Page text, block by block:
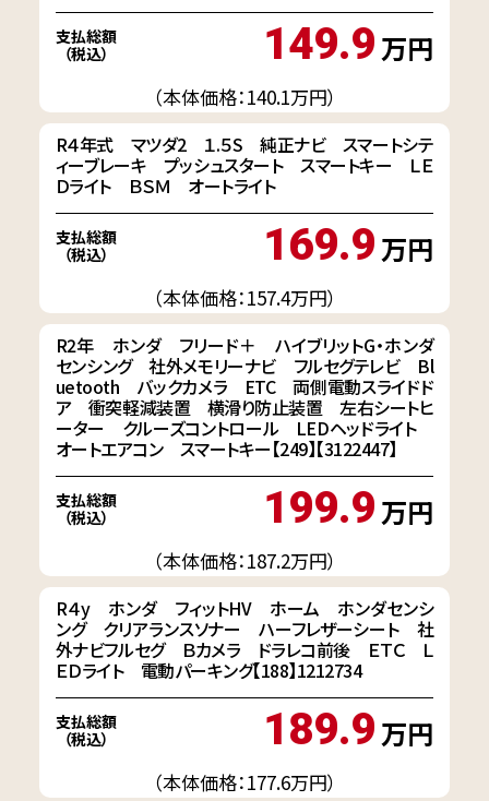
支払総額
（税込）
149.9万円
（本体価格：140.1万円）
R４年式 マツダ2 １.５S 純正ナビ スマートシテ
ィーブレーキ プッシュスタート スマートキー ＬＥ
Ｄライト ＢＳＭ オートライト
支払総額
（税込）
169.9万円
（本体価格：157.4万円）
R2年 ホンダ フリード＋ ハイブリットG・ホンダ
センシング 社外メモリーナビ フルセグテレビ Bl
uetooth バックカメラ ETC 両側電動スライドド
ア 衝突軽減装置 横滑り防止装置 左右シートヒ
ーター クルーズコントロール LEDヘッドライト
オートエアコン スマートキー【249】【3122447】
支払総額
（税込）
199.9万円
（本体価格：187.2万円）
R４y ホンダ フィットHV ホーム ホンダセンシ
ング クリアランスソナー ハーフレザーシート 社
外ナビフルセグ Ｂカメラ ドラレコ前後 ＥＴＣ Ｌ
ＥＤライト 電動パーキング【188】1212734
支払総額
（税込）
189.9万円
（本体価格：177.6万円）